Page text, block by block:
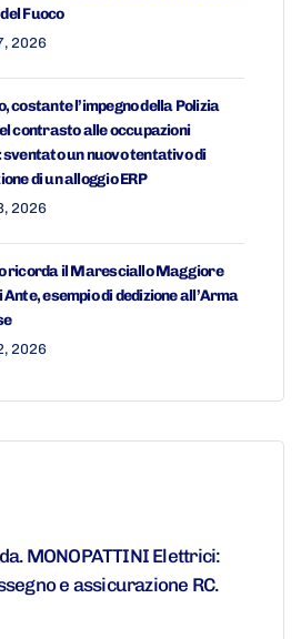
Fuoco
2026
costante l’impegno della Polizia
contrasto alle occupazioni
un nuovo tentativo di
di un alloggio ERP
2026
ricorda il Maresciallo Maggiore
Ante, esempio di dedizione all’Arma
2026
MONOPATTINI Elettrici:
e assicurazione RC.